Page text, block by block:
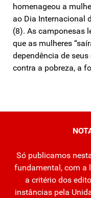
homenageou a
ao Dia Internacional
(8). As camponesas
que as mulheres
dependência de
contra a pobreza, a
Só publicamos
fundamental, com a
a critério dos
instâncias pela